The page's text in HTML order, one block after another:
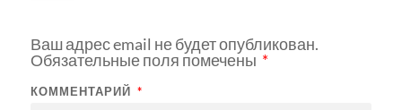
Ваш адрес email не будет опубликован.
Обязательные поля помечены *
КОММЕНТАРИЙ *